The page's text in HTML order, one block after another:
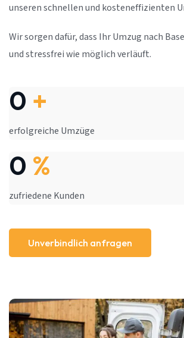
unseren schnellen und kosteneffizienten
Wir sorgen dafür, dass Ihr Umzug nach
und stressfrei wie möglich verläuft.
0 +
erfolgreiche Umzüge
0 %
zufriedene Kunden
Unverbindlich anfragen